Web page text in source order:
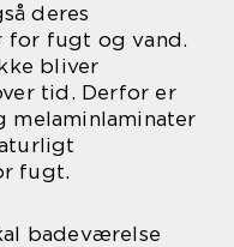
deres
for fugt og vand.
bliver
tid. Derfor er
fugt.
badeværelse